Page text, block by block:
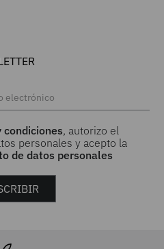
, autorizo el
personales y acepto la
de datos personales